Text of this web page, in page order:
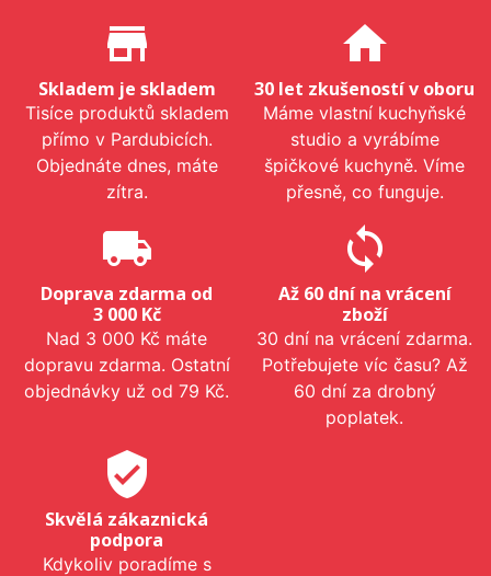
Proč nakupovat u nás?
store_mall_directory
Skladem je skladem
Tisíce produktů skladem
přímo v Pardubicích.
Objednáte dnes, máte
zítra.
home
30 let zkušeností v oboru
Máme vlastní kuchyňské
studio a vyrábíme
špičkové kuchyně. Víme
přesně, co funguje.
local_shipping
Doprava zdarma od
3 000 Kč
Nad 3 000 Kč máte
dopravu zdarma. Ostatní
objednávky už od 79 Kč.
sync
Až 60 dní na vrácení
zboží
30 dní na vrácení zdarma.
Potřebujete víc času? Až
60 dní za drobný
poplatek.
verified_user
Skvělá zákaznická
podpora
Kdykoliv poradíme s